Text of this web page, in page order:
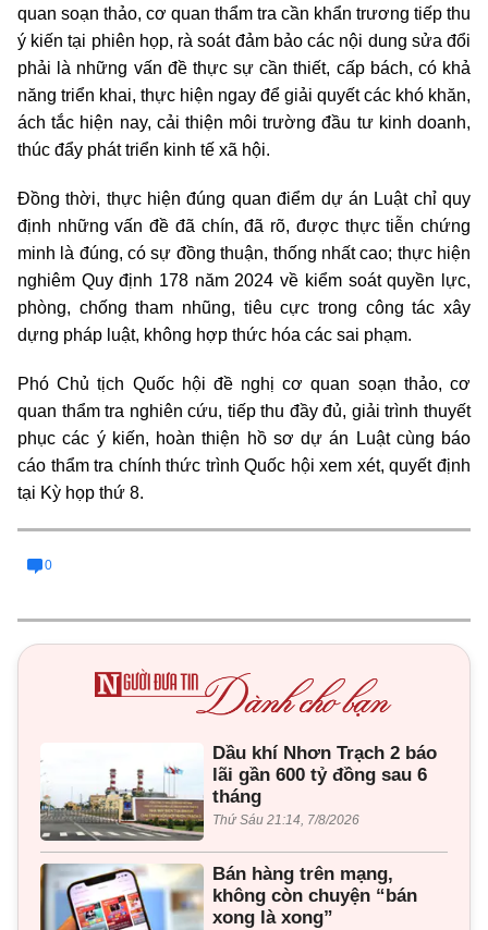
quan soạn thảo, cơ quan thẩm tra cần khẩn trương tiếp thu
ý kiến tại phiên họp, rà soát đảm bảo các nội dung sửa đổi
phải là những vấn đề thực sự cần thiết, cấp bách, có khả
năng triển khai, thực hiện ngay để giải quyết các khó khăn,
ách tắc hiện nay, cải thiện môi trường đầu tư kinh doanh,
thúc đẩy phát triển kinh tế xã hội.
Đồng thời, thực hiện đúng quan điểm dự án Luật chỉ quy
định những vấn đề đã chín, đã rõ, được thực tiễn chứng
minh là đúng, có sự đồng thuận, thống nhất cao; thực hiện
nghiêm Quy định 178 năm 2024 về kiểm soát quyền lực,
phòng, chống tham nhũng, tiêu cực trong công tác xây
dựng pháp luật, không hợp thức hóa các sai phạm.
Phó Chủ tịch Quốc hội đề nghị cơ quan soạn thảo, cơ
quan thẩm tra nghiên cứu, tiếp thu đầy đủ, giải trình thuyết
phục các ý kiến, hoàn thiện hồ sơ dự án Luật cùng báo
cáo thẩm tra chính thức trình Quốc hội xem xét, quyết định
tại Kỳ họp thứ 8.
0
Dầu khí Nhơn Trạch 2 báo
lãi gần 600 tỷ đồng sau 6
tháng
Thứ Sáu 21:14, 7/8/2026
Bán hàng trên mạng,
không còn chuyện “bán
xong là xong”